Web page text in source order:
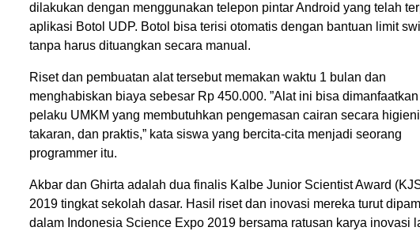
dilakukan dengan menggunakan telepon pintar Android yang telah
aplikasi Botol UDP. Botol bisa terisi otomatis dengan bantuan limit
tanpa harus dituangkan secara manual.
Riset dan pembuatan alat tersebut memakan waktu 1 bulan dan
menghabiskan biaya sebesar Rp 450.000. ”Alat ini bisa
pelaku UMKM yang membutuhkan pengemasan cairan secara
takaran, dan praktis,” kata siswa yang bercita-cita menjadi seorang
programmer itu.
Akbar dan Ghirta adalah dua finalis Kalbe Junior Scientist Award
2019 tingkat sekolah dasar. Hasil riset dan inovasi mereka turut
dalam Indonesia Science Expo 2019 bersama ratusan karya inovasi